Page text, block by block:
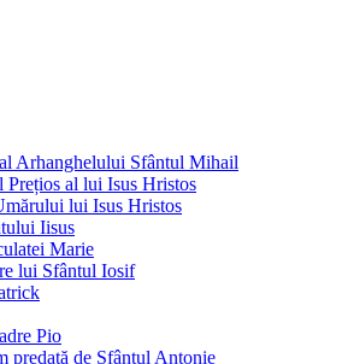
Arhanghelului Sfântul Mihail
Prețios al lui Isus Hristos
lui Isus Hristos
Iisus
Marie
lui Sfântul Iosif
Pio
predată de Sfântul Antonie